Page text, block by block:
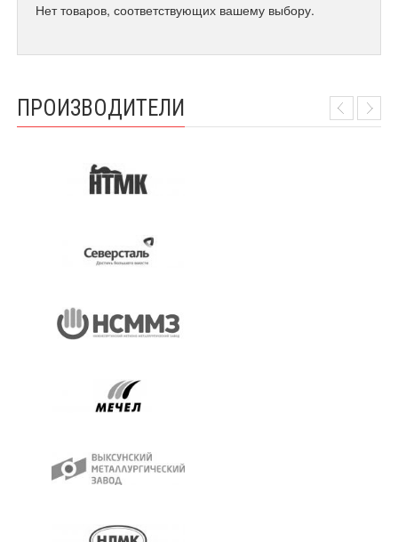
Нет товаров, соответствующих вашему выбору.
ПРОИЗВОДИТЕЛИ